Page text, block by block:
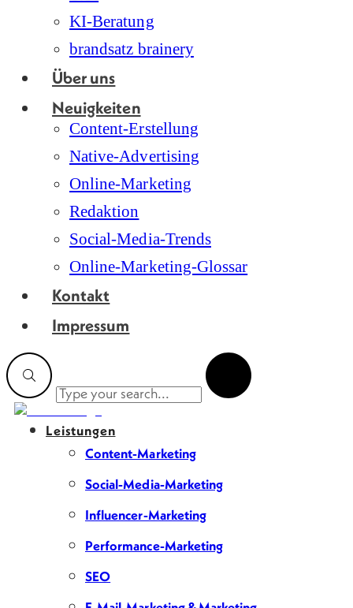
KI-Beratung
brandsatz brainery
Über uns
Neuigkeiten
Content-Erstellung
Native-Advertising
Online-Marketing
Redaktion
Social-Media-Trends
Online-Marketing-Glossar
Kontakt
Impressum
Leistungen
Content-Marketing
Social-Media-Marketing
Influencer-Marketing
Performance-Marketing
SEO